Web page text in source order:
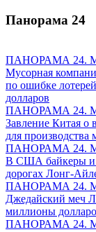
Панорама 24
ПАНОРАМА 24.
Мусорная
по ошибке
долларов
ПАНОРАМА 24.
Завление Китая о
для
ПАНОРАМА 24.
В США байкеры и
дорогах Лонг-
ПАНОРАМА 24.
Джедайский меч
миллионы
ПАНОРАМА 24.